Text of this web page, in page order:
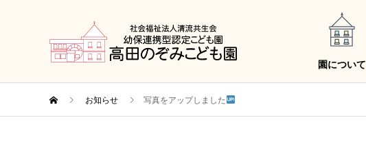
園について
お知らせ 写真をアップしました